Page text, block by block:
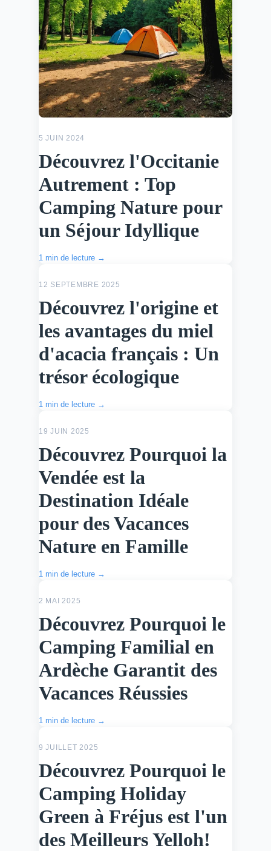
5 JUIN 2024
Découvrez l'Occitanie
Autrement : Top
Camping Nature pour
un Séjour Idyllique
1 min de lecture →
12 SEPTEMBRE 2025
Découvrez l'origine et
les avantages du miel
d'acacia français : Un
trésor écologique
1 min de lecture →
19 JUIN 2025
Découvrez Pourquoi la
Vendée est la
Destination Idéale
pour des Vacances
Nature en Famille
1 min de lecture →
2 MAI 2025
Découvrez Pourquoi le
Camping Familial en
Ardèche Garantit des
Vacances Réussies
1 min de lecture →
9 JUILLET 2025
Découvrez Pourquoi le
Camping Holiday
Green à Fréjus est l'un
des Meilleurs Yelloh!